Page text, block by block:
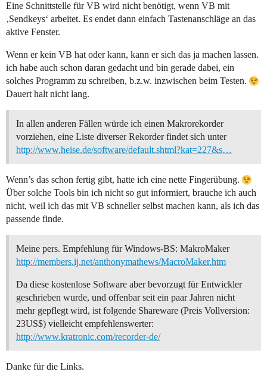
Eine Schnittstelle für VB wird nicht benötigt, wenn VB mit
‚Sendkeys‘ arbeitet. Es endet dann einfach Tastenanschläge an das
aktive Fenster.
Wenn er kein VB hat oder kann, kann er sich das ja machen lassen.
ich habe auch schon daran gedacht und bin gerade dabei, ein
solches Programm zu schreiben, b.z.w. inzwischen beim Testen.
Dauert halt nicht lang.
In allen anderen Fällen würde ich einen Makrorekorder
vorziehen, eine Liste diverser Rekorder findet sich unter
http://www.heise.de/software/default.shtml?kat=227&s…
Wenn’s das schon fertig gibt, hatte ich eine nette Fingerübung.
Über solche Tools bin ich nicht so gut informiert, brauche ich auch
nicht, weil ich das mit VB schneller selbst machen kann, als ich das
passende finde.
Meine pers. Empfehlung für Windows-BS: MakroMaker
http://members.ij.net/anthonymathews/MacroMaker.htm
Da diese kostenlose Software aber bevorzugt für Entwickler
geschrieben wurde, und offenbar seit ein paar Jahren nicht
mehr gepflegt wird, ist folgende Shareware (Preis Vollversion:
23US$) vielleicht empfehlenswerter:
http://www.kratronic.com/recorder-de/
Danke für die Links.